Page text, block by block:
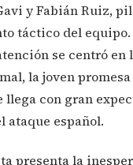
y Fabián Ruiz,
táctico del equipo.
se centró
la joven
llega con gran
ataque español.
presenta la